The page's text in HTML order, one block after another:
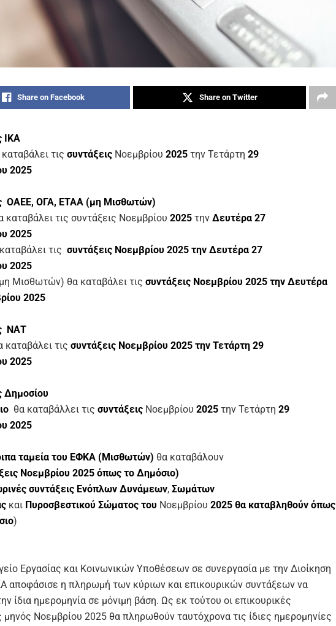
Share on Facebook Share on Twitter
ΙΚΑ
τις συντάξεις Νοεμβρίου 2025 την Τετάρτη 29
2025
ΟΑΕΕ, ΟΓΑ, ΕΤΑΑ (μη Μισθωτών)
καταβάλει τις συντάξεις Νοεμβρίου 2025 την Δευτέρα 27
2025
τις συντάξεις Νοεμβρίου 2025 την Δευτέρα 27
2025
Μισθωτών) θα καταβάλει τις συντάξεις Νοεμβρίου 2025 την Δευτέρα
2025
ΝΑΤ
καταβάλει τις συντάξεις Νοεμβρίου 2025 την Τετάρτη 29
2025
Δημοσίου
θα καταβάλλει τις συντάξεις Νοεμβρίου 2025 την Τετάρτη 29
2025
ταμεία του ΕΦΚΑ (Μισθωτών) θα καταβάλουν
Νοεμβρίου 2025 όπως το Δημόσιο)
συντάξεις Ενόπλων Δυνάμεων, Σωμάτων
και Πυροσβεστικού Σώματος του Νοεμβρίου 2025 θα καταβληθούν όπως
)
Εργασίας και Κοινωνικών Υποθέσεων σε συνεργασία με την Διοίκηση
αποφάσισε η πληρωμή των κύριων και επικουρικών συντάξεων να
ίδια ημερομηνία σε μόνιμη βάση. Ως εκ τούτου οι επικουρικές
μηνός Νοεμβρίου 2025 θα πληρωθούν ταυτόχρονα τις ίδιες ημερομηνίες